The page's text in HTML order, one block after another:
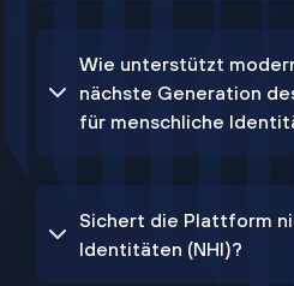
Wie unterstützt
nächste Generation
für menschliche
Sichert die Plattform
Identitäten (NHI)?